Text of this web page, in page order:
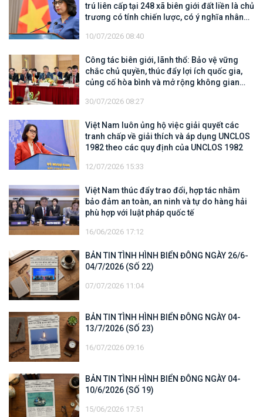
trú liên cấp tại 248 xã biên giới đất liền là chủ
trương có tính chiến lược, có ý nghĩa nhân
10/07/2026 08:40
Công tác biên giới, lãnh thổ: Bảo vệ vững
chắc chủ quyền, thúc đẩy lợi ích quốc gia,
củng cố hòa bình và mở rộng không gian
30/07/2026 08:27
Việt Nam luôn ủng hộ việc giải quyết các
tranh chấp về giải thích và áp dụng UNCLOS
1982 theo các quy định của UNCLOS 1982
12/07/2026 15:33
Việt Nam thúc đẩy trao đổi, hợp tác nhằm
bảo đảm an toàn, an ninh và tự do hàng hải
phù hợp với luật pháp quốc tế
16/06/2026 17:12
BẢN TIN TÌNH HÌNH BIỂN ĐÔNG NGÀY 26/6-
04/7/2026 (SỐ 22)
07/07/2026 11:04
BẢN TIN TÌNH HÌNH BIỂN ĐÔNG NGÀY 04-
13/7/2026 (SỐ 23)
16/07/2026 09:16
BẢN TIN TÌNH HÌNH BIỂN ĐÔNG NGÀY 04-
10/6/2026 (SỐ 19)
15/06/2026 17:51